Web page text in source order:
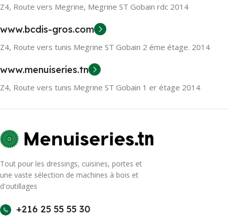
Z4, Route vers Megrine, Megrine ST Gobain rdc 2014
www.bcdis-gros.com
Z4, Route vers tunis Megrine ST Gobain 2 éme étage. 2014
www.menuiseries.tn
Z4, Route vers tunis Megrine ST Gobain 1 er étage 2014
Tout pour les dressings, cuisines, portes et
une vaste sélection de machines à bois et
d'outillages
+216 25 55 55 30